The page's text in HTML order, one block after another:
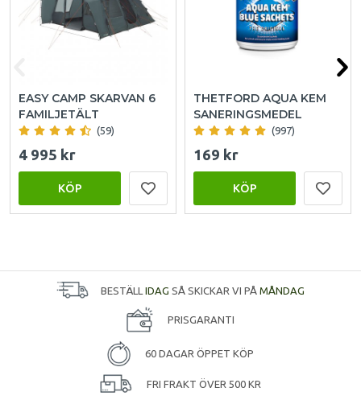
EASY CAMP SKARVAN 6
FAMILJETÄLT
(59)
4 995 kr
KÖP
THETFORD AQUA KEM
SANERINGSMEDEL
(997)
169 kr
KÖP
BESTÄLL IDAG SÅ SKICKAR VI PÅ MÅNDAG
PRISGARANTI
60 DAGAR ÖPPET KÖP
FRI FRAKT ÖVER 500 KR